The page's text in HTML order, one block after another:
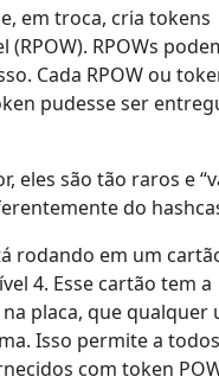
em troca, cria tokens
RPOWs
Cada RPOW ou
pudesse ser
eles são tão raros e
do
rodando em um
4. Esse cartão tem a
placa, que qualquer
Isso permite a
com token